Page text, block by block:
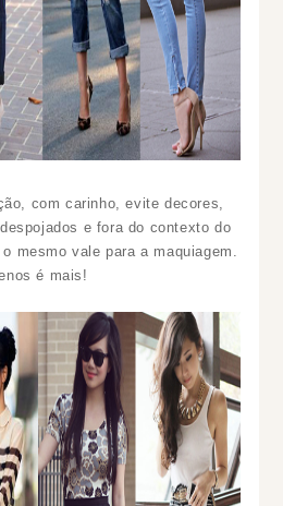
com carinho, evite decores,
e fora do contexto do
mesmo vale para a maquiagem.
é mais!